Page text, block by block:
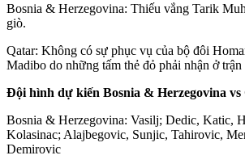
Bosnia & Herzegovina: Thiếu vắng Tarik
giò.
Qatar: Không có sự phục vụ của bộ đôi
Madibo do những tấm thẻ đỏ phải nhận ở trận
Đội hình dự kiến Bosnia & Herzegovina vs
Bosnia & Herzegovina: Vasilj; Dedic, Katic,
Kolasinac; Alajbegovic, Sunjic, Tahirovic,
Demirovic